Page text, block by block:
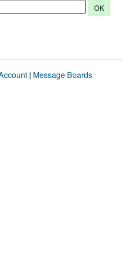
| Message Boards